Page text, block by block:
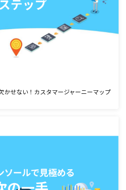
かせない！カスタマージャーニーマップ